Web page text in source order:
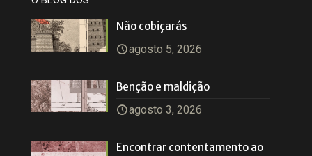
Não cobiçarás
agosto 5, 2026
Benção e maldição
agosto 3, 2026
Encontrar contentamento ao